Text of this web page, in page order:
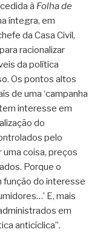
à Folha de
íntegra, em
da Casa Civil,
racionalizar
da política
Os pontos altos
de uma ‘campanha
interesse em
do
pelo
uma coisa, preços
Porque o
função do interesse
E, mais
em
anticíclica’’.